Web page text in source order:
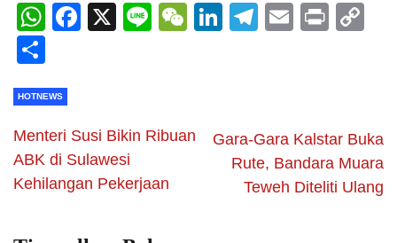
WhatsApp
Facebook
X LineWeChat
LinkedIn
Telegram
Email
Print
HOTNEWS
Menteri Susi Bikin Ribuan
ABK di Sulawesi
Kehilangan Pekerjaan
Gara-Gara Kalstar Buka
Rute, Bandara Muara
Teweh Diteliti Ulang